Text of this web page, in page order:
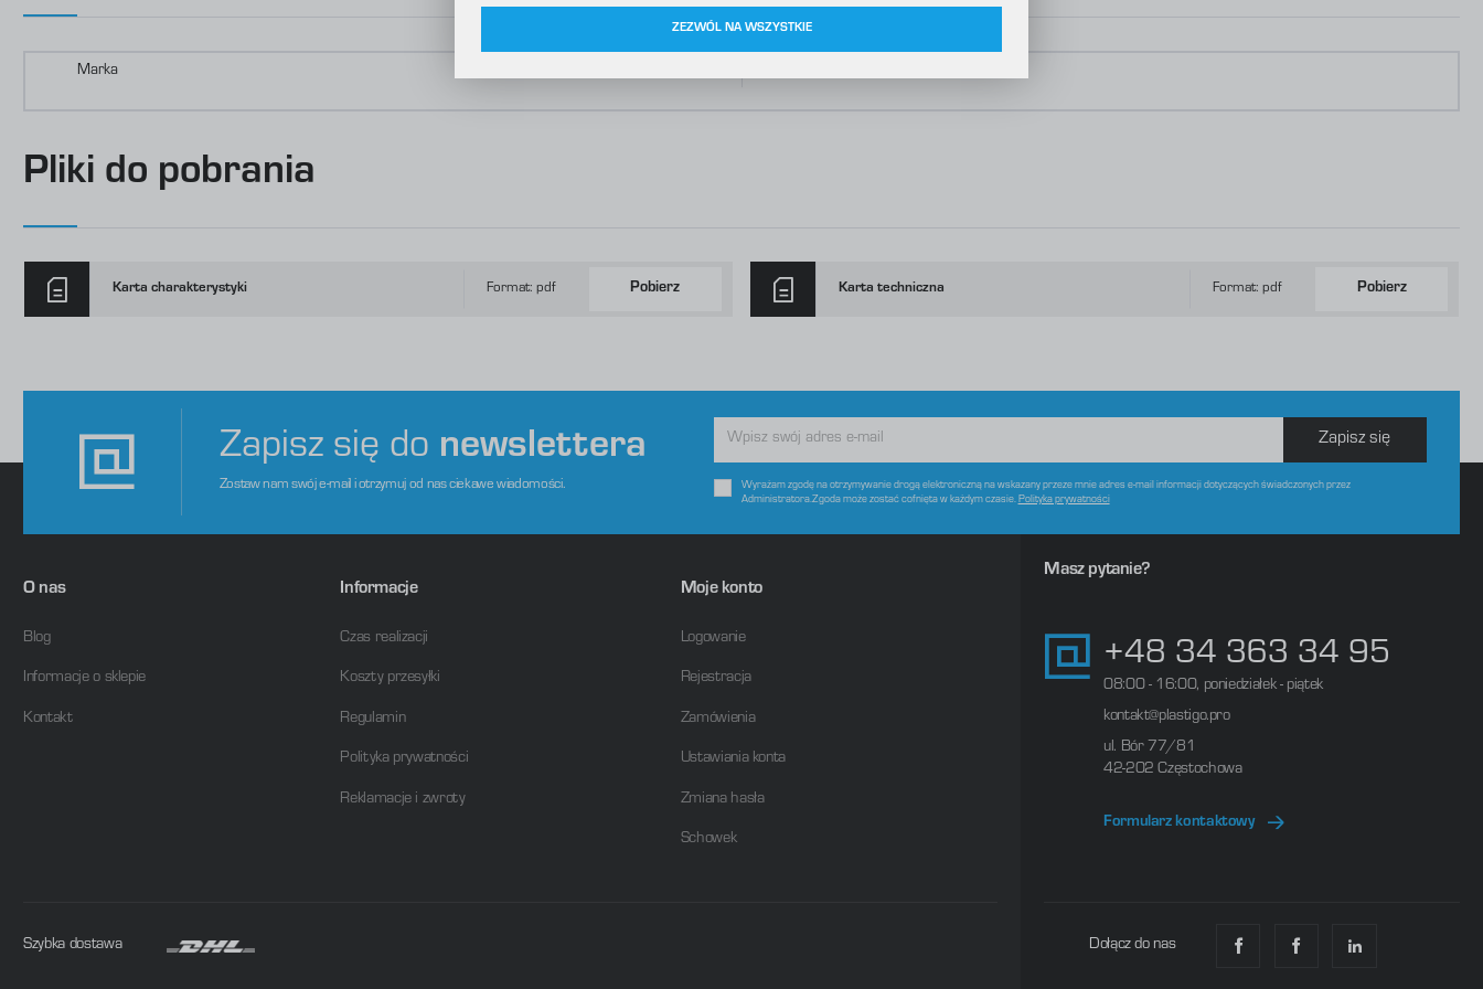
Marka
Pliki do pobrania
Karta charakterystyki Format: pdf Pobierz Karta techniczna Format: pdf Pobierz
Zapisz się do newslettera
Zostaw nam swój e-mail i otrzymuj od nas ciekawe wiadomości.
Zapisz się
Wyrażam zgodę na otrzymywanie drogą elektroniczną na wskazany przeze mnie adres e-mail informacji dotyczących świadczonych przez
Administratora.Zgoda może zostać cofnięta w każdym czasie. Polityka prywatności
O nas
Blog
Informacje o sklepie
Kontakt
Informacje
Czas realizacji
Koszty przesyłki
Regulamin
Polityka prywatności
Reklamacje i zwroty
Moje konto
Logowanie
Rejestracja
Zamówienia
Ustawiania konta
Zmiana hasła
Schowek
Masz pytanie?
+48 34 363 34 95
08:00 - 16:00, poniedziałek - piątek
kontakt@plastigo.pro
ul. Bór 77/81
42-202 Częstochowa
Formularz kontaktowy
Szybka dostawa Dołącz do nas
Cookies analityczne pozwalają na uzyskanie informacji w zakresie wykorzystywania witryny internetowej, miejsca
oraz częstotliwości, z jaką odwiedzane są nasze serwisy www. Dane pozwalają nam na ocenę naszych serwisów
formie zanonimizowanej. Wyrażenie zgody na analityczne pliki cookies gwarantuje dostępność wszystkich
Reklamowe
ZEZWÓL NA WSZYSTKIE